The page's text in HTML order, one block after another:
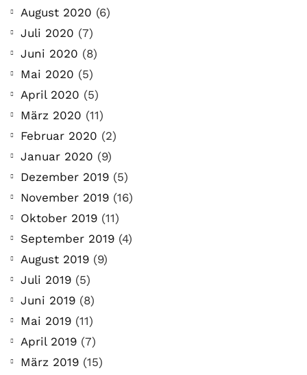
August 2020 (6)
Juli 2020 (7)
Juni 2020 (8)
Mai 2020 (5)
April 2020 (5)
März 2020 (11)
Februar 2020 (2)
Januar 2020 (9)
Dezember 2019 (5)
November 2019 (16)
Oktober 2019 (11)
September 2019 (4)
August 2019 (9)
Juli 2019 (5)
Juni 2019 (8)
Mai 2019 (11)
April 2019 (7)
März 2019 (15)